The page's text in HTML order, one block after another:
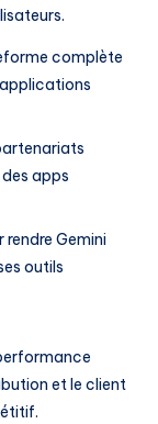
complète
apps
Gemini
outils
et le client